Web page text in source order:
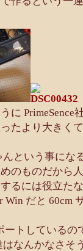
に PrimeSence
たより大きく
という事にな
のものだから
するには役立
Win だと 60cm
ートしている
なんかなさそ